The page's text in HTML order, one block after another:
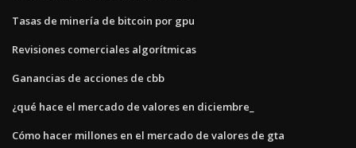
Tasas de minería de bitcoin por gpu
Revisiones comerciales algorítmicas
Ganancias de acciones de cbb
¿qué hace el mercado de valores en diciembre_
Cómo hacer millones en el mercado de valores de gta